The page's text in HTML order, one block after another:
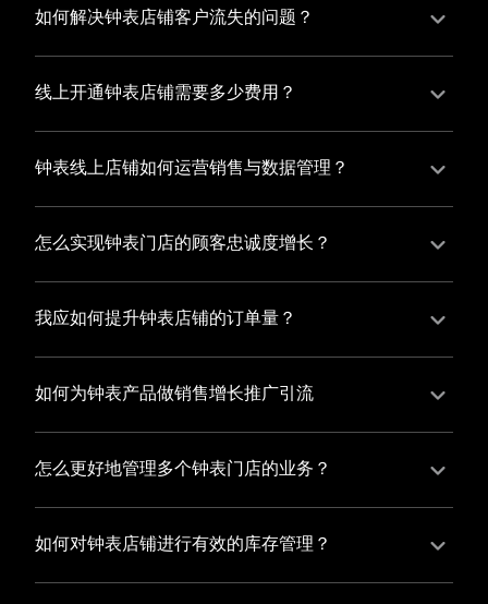
的一体化解决方案，整合线上线下资源，实现商品管
铺的运营效率，促进业务增长。
如何解决钟表店铺客户流失的问题？
钟表店铺精细化运营，有赞私域运营助您轻松解决客户
流失问题，通过有赞微商城、有赞小程序商城搭建专属
购率，实现业绩增长！
线上开通钟表店铺需要多少费用？
选择有赞新零售，您可以开通钟表店铺，快速搭建属于
您的有赞微商城，我们为您提供有赞微商城、有赞私域
共同打造独具特色的品牌，携手共创辉煌事业！
钟表线上店铺如何运营销售与数据管理？
有赞新零售旗下的有赞微商城、有赞私域运营和有赞小
程序商城，为您的线上店铺提供一站式解决方案，从运
态。
怎么实现钟表门店的顾客忠诚度增长？
您可以使用有赞的会员管理系统，建立自己的会员体
系，通过赠送积分、折扣等福利来吸引顾客再次购买，
度。
我应如何提升钟表店铺的订单量？
您可以使用有赞的裂变营销功能，通过给用户发放优惠
券、邀请好友等方式，吸引更多的用户下单购买，并激
如何为钟表产品做销售增长推广引流
有赞新零售旗下产品营销工具、比如优惠券、满减活动
等，吸引更多客户到店消费。另外，通过有赞的微信公
以帮助您增加客流量，赢得客户的青睐
怎么更好地管理多个钟表门店的业务？
有赞新零售一站式解决方案，包括有赞微商城、有赞私
域运营以及有赞小程序商城，将助您轻松打通线上线下
的业务蓬勃发展，收获更多满意客户。
如何对钟表店铺进行有效的库存管理？
您可以使用有赞的门店管理系统，它可以帮助您实现门